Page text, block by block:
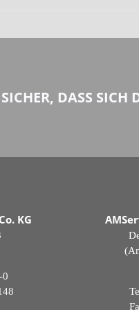
DASS SICH
KG
0